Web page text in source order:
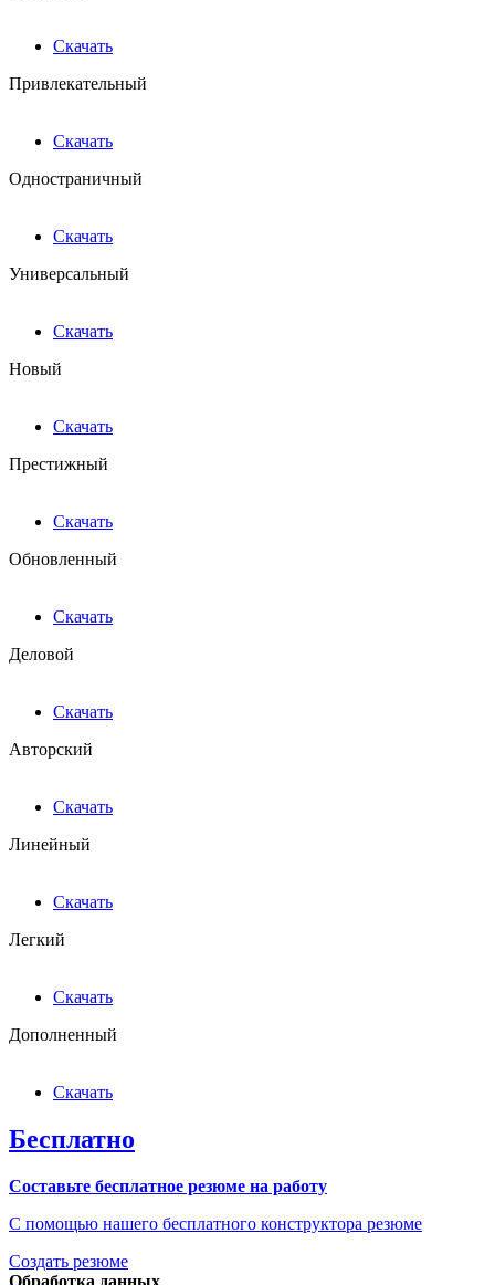
Скачать
Привлекательный
Скачать
Одностраничный
Скачать
Универсальный
Скачать
Новый
Скачать
Престижный
Скачать
Обновленный
Скачать
Деловой
Скачать
Авторский
Скачать
Линейный
Скачать
Легкий
Скачать
Дополненный
Скачать
Бесплатно
Составьте бесплатное резюме на работу
С помощью нашего бесплатного конструктора резюме
Создать резюме